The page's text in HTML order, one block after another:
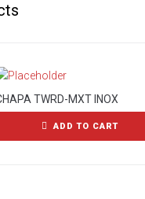
TWRD-MXT INOX
ADD TO CART